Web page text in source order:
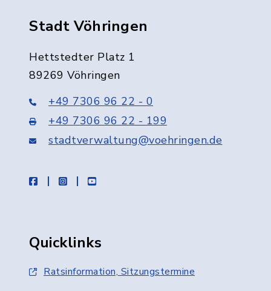
Stadt Vöhringen
Hettstedter Platz 1
89269 Vöhringen
+49 7306 96 22 - 0
+49 7306 96 22 - 199
stadtverwaltung@voehringen.de
facebookinstagramyoutube
Quicklinks
Ratsinformation, Sitzungstermine